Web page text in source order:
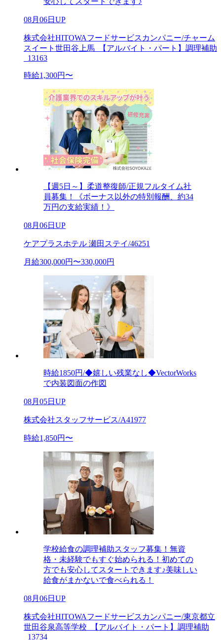
08月06日UP
株式会社HITOWAフードサービスカンパニー/チャーム
スイート世田谷上馬_【アルバイト・パート】調理補助
_13163
時給1,300円〜
【週5日～】柔道整復師/正規フルタイム社
員募集！《ボーナス以外の特別報酬、約34
万円の支給実績！》
08月06日UP
ケアプラスホテル 瀬田ステイ/46251
月給300,000円〜330,000円
時給1850円/◆嬉しい残業なし◆VectorWorks
で内装図面の作図
08月05日UP
株式会社スタッフサービス/A41977
時給1,850円〜
学校給食の調理補助スタッフ募集！無資
格・未経験でもすぐ始められる！初めての
方でも安心してスタートできます♪美味しい
給食がまかないで食べられる！
08月06日UP
株式会社HITOWAフードサービスカンパニー/東京都立
世田谷泉高等学校_【アルバイト・パート】調理補助
_13734